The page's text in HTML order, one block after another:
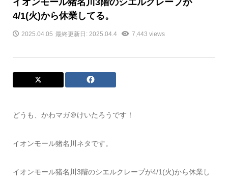
4/1(火)から休業してる。
2025.04.05 最終更新日: 2025.04.4 7,443 views
どうも、かわマガ＠けいたろうです！
イオンモール猪名川ネタです。
イオンモール猪名川3階のシエルクレープが4/1(火)から休業し